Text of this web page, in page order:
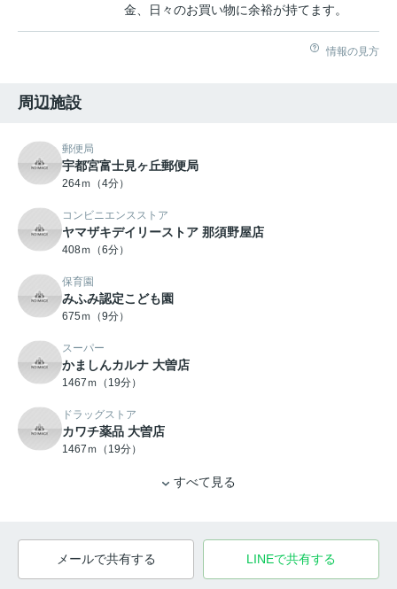
金、日々のお買い物に余裕が持てます。
情報の見方
周辺施設
郵便局
宇都宮富士見ヶ丘郵便局
264ｍ（4分）
コンビニエンスストア
ヤマザキデイリーストア 那須野屋店
408ｍ（6分）
保育園
みふみ認定こども園
675ｍ（9分）
スーパー
かましんカルナ 大曽店
1467ｍ（19分）
ドラッグストア
カワチ薬品 大曽店
1467ｍ（19分）
すべて見る
メールで共有する LINEで共有する